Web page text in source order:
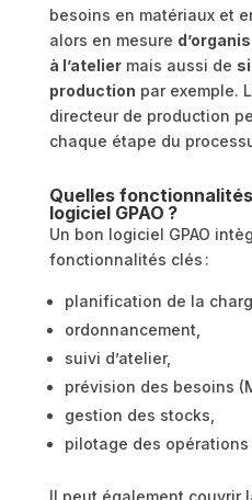
besoins en matériaux et
alors en mesure
à l’ateliermais aussi de
production par exemple.
directeur de production
chaque étape du
Quelles
logiciel GPAO ?
Un bon logiciel GPAO
fonctionnalités clés :
planification de la
ordonnancement,
suivi d’atelier,
prévision des besoins
gestion des stocks,
pilotage des
Il peut également couvrir